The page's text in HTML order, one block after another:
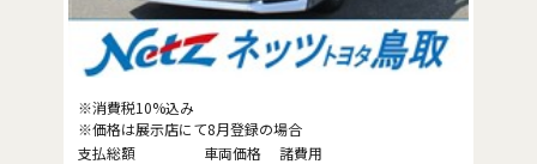
支払総額 車両価格 諸費用
※消費税10%込み
※価格は展示店にて8月登録の場合